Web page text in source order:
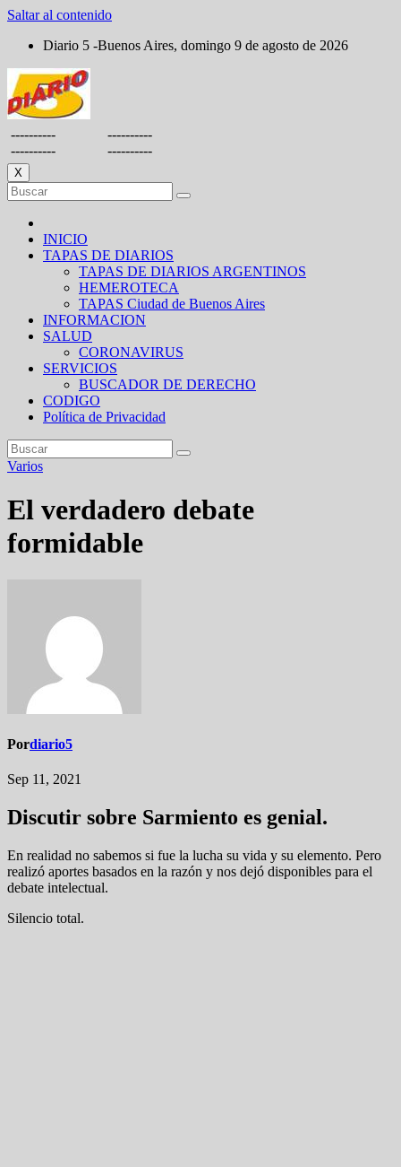
Saltar al contenido
Diario 5 -Buenos Aires, domingo 9 de agosto de 2026
----------
----------
----------
----------
X
INICIO
TAPAS DE DIARIOS
TAPAS DE DIARIOS ARGENTINOS
HEMEROTECA
TAPAS Ciudad de Buenos Aires
INFORMACION
SALUD
CORONAVIRUS
SERVICIOS
BUSCADOR DE DERECHO
CODIGO
Política de Privacidad
Varios
El verdadero debate
formidable
Pordiario5
Sep 11, 2021
Discutir sobre Sarmiento es genial.
En realidad no sabemos si fue la lucha su vida y su elemento. Pero
realizó aportes basados en la razón y nos dejó disponibles para el
debate intelectual.
Silencio total.